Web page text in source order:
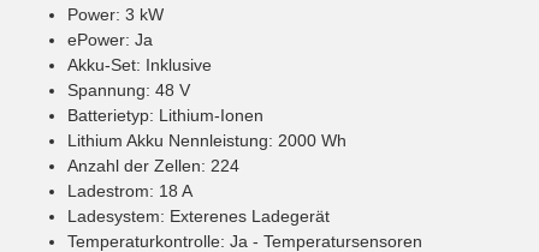
Power: 3 kW
ePower: Ja
Akku-Set: Inklusive
Spannung: 48 V
Batterietyp: Lithium-Ionen
Lithium Akku Nennleistung: 2000 Wh
Anzahl der Zellen: 224
Ladestrom: 18 A
Ladesystem: Exterenes Ladegerät
Temperaturkontrolle: Ja - Temperatursensoren